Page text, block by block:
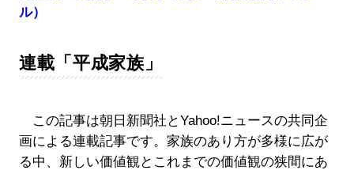
ル）
連載「平成家族」
この記事は朝日新聞社とYahoo!ニュースの共同企
画による連載記事です。家族のあり方が多様に広が
る中、新しい価値観とこれまでの価値観の狭間にあ